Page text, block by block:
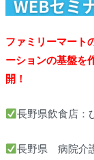
ファミリーマート
ーションの基盤を
開！
長野県飲食店：
長野県 病院介